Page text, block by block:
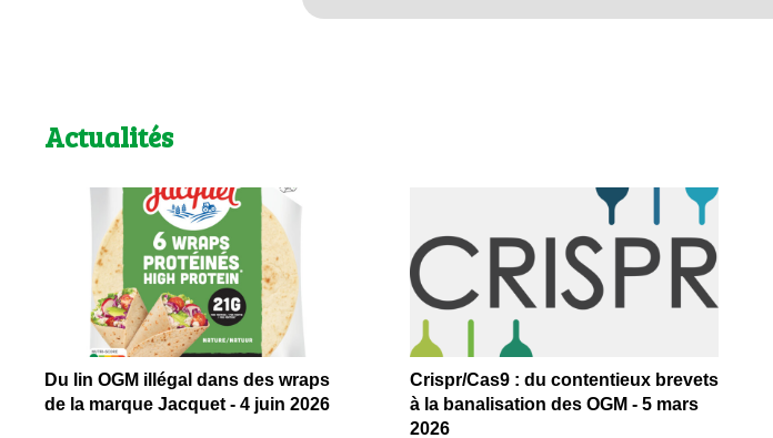
Actualités
Du lin OGM illégal dans des wraps
de la marque Jacquet - 4 juin 2026
Crispr/Cas9 : du contentieux brevets
à la banalisation des OGM - 5 mars
2026